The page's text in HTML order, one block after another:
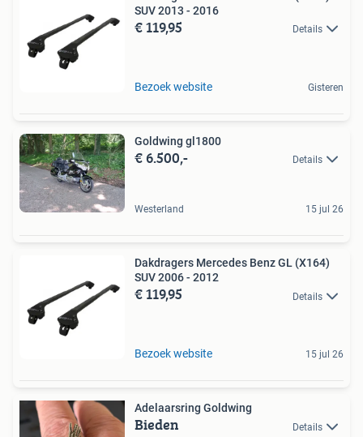
SUV 2013 - 2016
€ 119,95 Details
Bezoek website Gisteren
Goldwing gl1800
€ 6.500,- Details
Westerland 15 jul 26
Dakdragers Mercedes Benz GL (X164)
SUV 2006 - 2012
€ 119,95 Details
Bezoek website 15 jul 26
Adelaarsring Goldwing
Bieden Details